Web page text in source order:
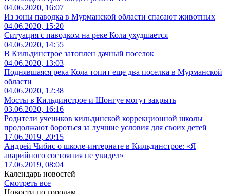
04.06.2020, 16:07
Из зоны паводка в Мурманской области спасают животных
04.06.2020, 15:20
Ситуация с паводком на реке Кола ухудшается
04.06.2020, 14:55
В Кильдинстрое затоплен дачный поселок
04.06.2020, 13:03
Поднявшаяся река Кола топит еще два поселка в Мурманской
области
04.06.2020, 12:38
Мосты в Кильдинстрое и Шонгуе могут закрыть
03.06.2020, 16:16
Родители учеников кильдинской коррекционной школы
продолжают бороться за лучшие условия для своих детей
17.06.2019, 20:15
Андрей Чибис о школе-интернате в Кильдинстрое: «Я
аварийного состояния не увидел»
17.06.2019, 08:04
Календарь новостей
Смотреть все
Новости по городам